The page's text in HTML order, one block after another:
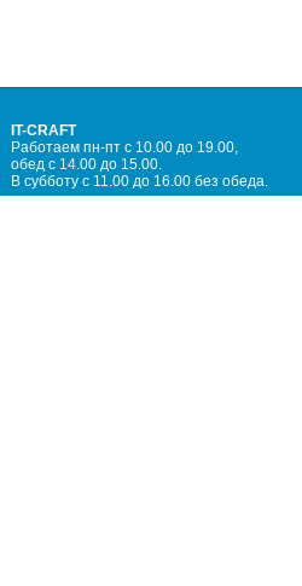
IT-CRAFT
Работаем пн-пт с 10.00 до 19.00,
обед с 14.00 до 15.00.
В субботу с 11.00 до 16.00 без обеда.